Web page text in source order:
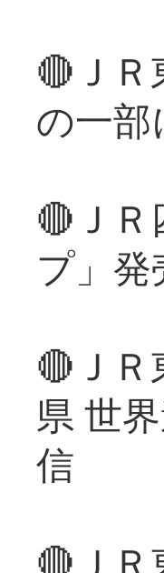
🔴Ｊ
の一部
🔴Ｊ
プ」発
🔴Ｊ
県 世
信
🔴Ｊ